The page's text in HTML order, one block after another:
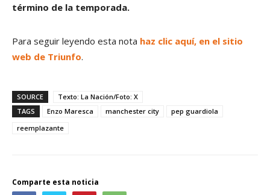
término de la temporada.
Para seguir leyendo esta nota haz clic aquí, en el sitio
web de Triunfo.
SOURCE
Texto: La Nación/Foto: X
TAGS
Enzo Maresca manchester city
pep guardiola
reemplazante
Comparte esta noticia